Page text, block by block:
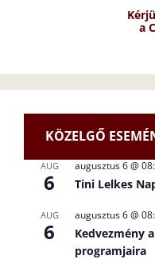
a
KÖZELGŐ
AUG
6
augusztus 6 @
Tini Lelkes
AUG
6
augusztus 6 @
Kedvezmény
programjaira